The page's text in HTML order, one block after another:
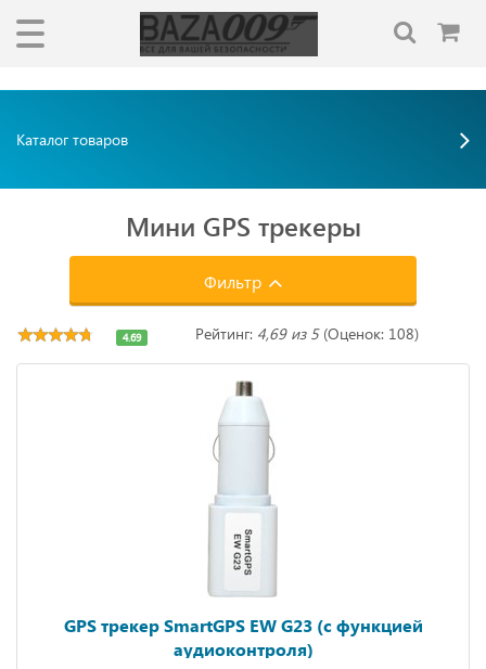
Каталог товаров
Мини GPS трекеры
Фильтр
GPS трекер SmartGPS EW G23 (с функцией
аудиоконтроля)
4.69 Рейтинг: 4,69 из 5(Оценок: 108)